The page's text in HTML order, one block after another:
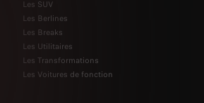
Les SUV
Les Berlines
Les Breaks
Les Utilitaires
Les Transformations
Les Voitures de fonction